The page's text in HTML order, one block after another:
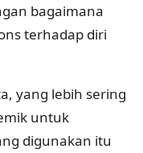
bagaimana
terhadap diri
yang lebih sering
untuk
digunakan itu